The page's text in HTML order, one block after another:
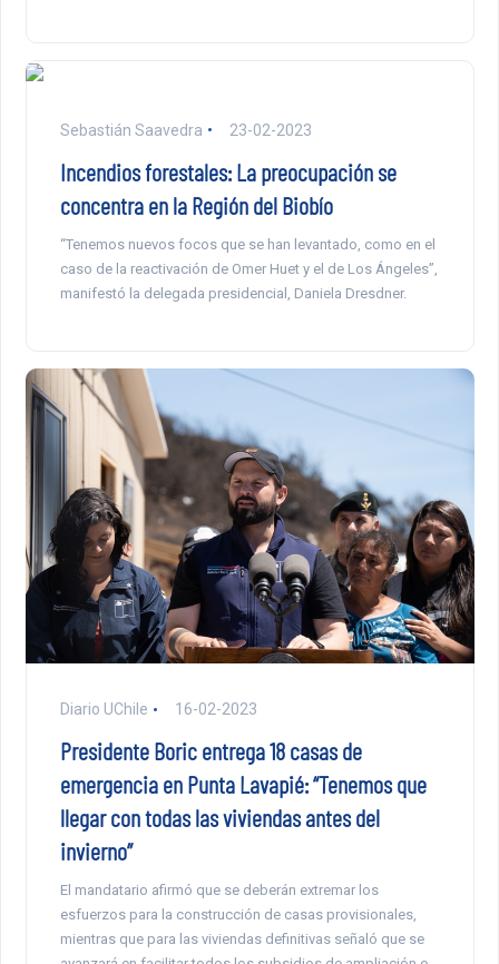
Sebastián Saavedra 23-02-2023
Incendios forestales: La preocupación se
concentra en la Región del Biobío
“Tenemos nuevos focos que se han levantado, como en el
caso de la reactivación de Omer Huet y el de Los Ángeles”,
manifestó la delegada presidencial, Daniela Dresdner.
Diario UChile 16-02-2023
Presidente Boric entrega 18 casas de
emergencia en Punta Lavapié: “Tenemos que
llegar con todas las viviendas antes del
invierno”
El mandatario afirmó que se deberán extremar los
esfuerzos para la construcción de casas provisionales,
mientras que para las viviendas definitivas señaló que se